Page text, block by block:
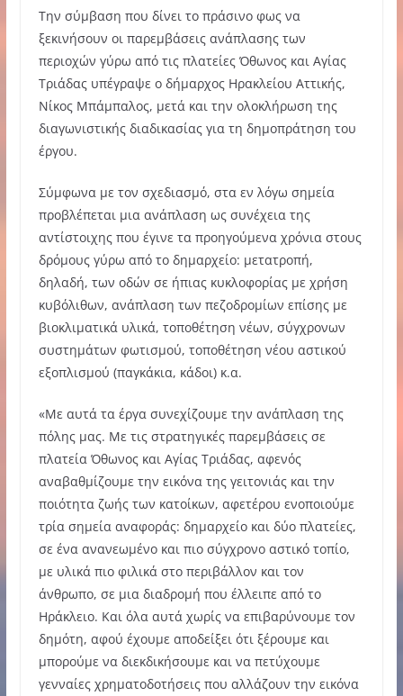
Την σύμβαση που δίνει το πράσινο φως να
ξεκινήσουν οι παρεμβάσεις ανάπλασης των
περιοχών γύρω από τις πλατείες Όθωνος και Αγίας
Τριάδας υπέγραψε ο δήμαρχος Ηρακλείου Αττικής,
Νίκος Μπάμπαλος, μετά και την ολοκλήρωση της
διαγωνιστικής διαδικασίας για τη δημοπράτηση του
έργου.
Σύμφωνα με τον σχεδιασμό, στα εν λόγω σημεία
προβλέπεται μια ανάπλαση ως συνέχεια της
αντίστοιχης που έγινε τα προηγούμενα χρόνια στους
δρόμους γύρω από το δημαρχείο: μετατροπή,
δηλαδή, των οδών σε ήπιας κυκλοφορίας με χρήση
κυβόλιθων, ανάπλαση των πεζοδρομίων επίσης με
βιοκλιματικά υλικά, τοποθέτηση νέων, σύγχρονων
συστημάτων φωτισμού, τοποθέτηση νέου αστικού
εξοπλισμού (παγκάκια, κάδοι) κ.α.
«Με αυτά τα έργα συνεχίζουμε την ανάπλαση της
πόλης μας. Με τις στρατηγικές παρεμβάσεις σε
πλατεία Όθωνος και Αγίας Τριάδας, αφενός
αναβαθμίζουμε την εικόνα της γειτονιάς και την
ποιότητα ζωής των κατοίκων, αφετέρου ενοποιούμε
τρία σημεία αναφοράς: δημαρχείο και δύο πλατείες,
σε ένα ανανεωμένο και πιο σύγχρονο αστικό τοπίο,
με υλικά πιο φιλικά στο περιβάλλον και τον
άνθρωπο, σε μια διαδρομή που έλλειπε από το
Ηράκλειο. Και όλα αυτά χωρίς να επιβαρύνουμε τον
δημότη, αφού έχουμε αποδείξει ότι ξέρουμε και
μπορούμε να διεκδικήσουμε και να πετύχουμε
γενναίες χρηματοδοτήσεις που αλλάζουν την εικόνα